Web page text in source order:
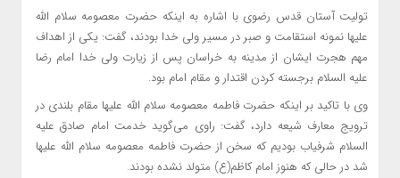
تولیت آستان قدس رضوی با اشاره به اینکه حضرت معصومه سلام الله
علیها نمونه استقامت و صبر در مسیر ولی خدا بودند، گفت: یکی از اهداف
مهم هجرت ایشان از مدینه به خراسان پس از زیارت ولی خدا امام رضا
علیه السلام برجسته کردن اقتدار و مقام امام بود.
وی با تاکید بر اینکه حضرت فاطمه معصومه سلام الله علیها مقام بلندی در
ترویج معارف شیعه دارد، گفت: راوی می‌گوید خدمت امام صادق علیه
السلام شرفیاب بودیم که سخن از حضرت فاطمه معصومه سلام الله علیها
شد در حالی که هنوز امام کاظم(ع) متولد نشده بودند.